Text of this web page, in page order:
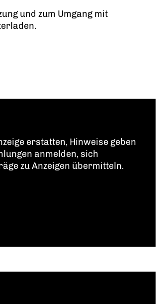
und zum Umgang mit
erstatten, Hinweise geben
anmelden, sich
zu Anzeigen übermitteln.